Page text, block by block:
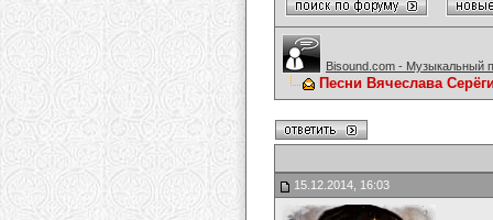
Bisound.com - Музыкальный
Песни Вячеслава
15.12.2014, 16:03